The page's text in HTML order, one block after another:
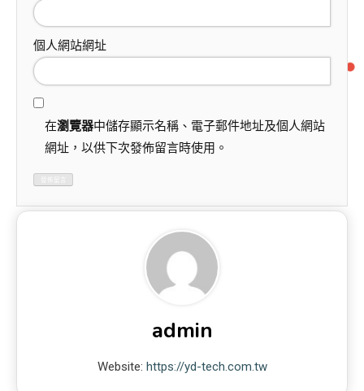
個人網站網址
在瀏覽器中儲存顯示名稱、電子郵件地址及個人網站
網址，以供下次發佈留言時使用。
admin
Website: https://yd-tech.com.tw